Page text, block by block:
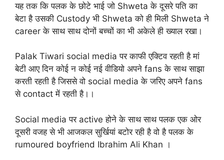
यह तक कि पलक के छोटे भाई जो Shweta के दूसरे पति का
बेटा है उसकी Custody भी Shweta को ही मिली Shweta ने
career के साथ साथ दोनों बच्चों का भी अकेले ही ख्याल रखा।
Palak Tiwari social media पर काफी एक्टिव रहती है मां
बेटी आए दिन कोई न कोई नई वीडियो अपने fans के साथ साझा
करती रहती है जिससे वो social media के जरिए अपने fans
से contact में रहती है।।
Social media पर active होने के साथ साथ पलक एक ओर
दूसरी वजह से भी आजकल सुर्खियां बटोर रही है वो है पलक के
rumoured boyfriend Ibrahim Ali Khan ।